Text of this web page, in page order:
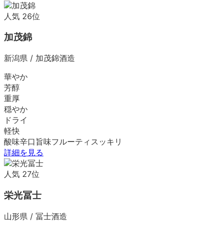
人気 26位
加茂錦
新潟県 / 加茂錦酒造
華やか
芳醇
重厚
穏やか
ドライ
軽快
酸味辛口 旨味フルーティ スッキリ
詳細を見る
人気 27位
栄光冨士
山形県 / 冨士酒造